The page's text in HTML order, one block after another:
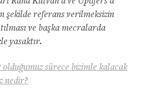
şekilde referans verilmeksizin
ve başka mecralarda
yasaktır.
olduğumuz sürece bizimle kalacak
nedir?